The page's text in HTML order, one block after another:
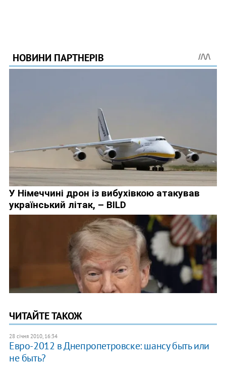
ЧИТАЙТЕ ТАКОЖ
28 січня 2010, 16:34
Евро-2012 в Днепропетровске: шансу быть или
не быть?